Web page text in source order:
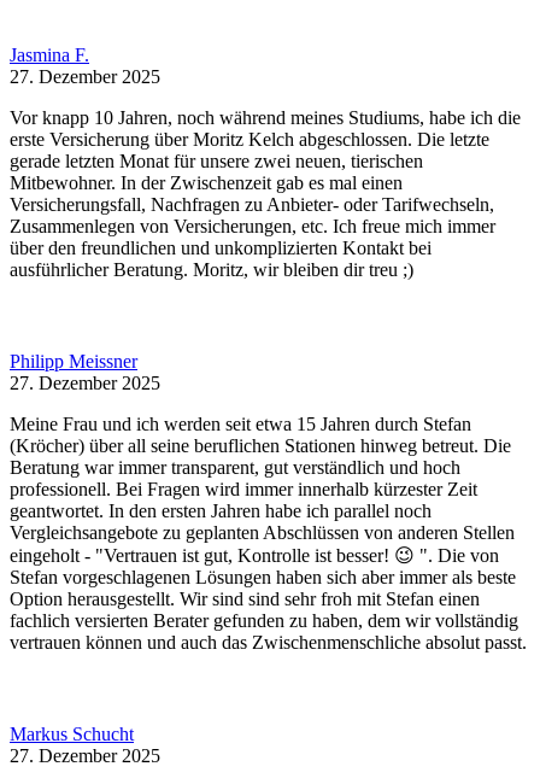
Jasmina F.
27. Dezember 2025
Vor knapp 10 Jahren, noch während meines Studiums, habe ich die
erste Versicherung über Moritz Kelch abgeschlossen. Die letzte
gerade letzten Monat für unsere zwei neuen, tierischen
Mitbewohner. In der Zwischenzeit gab es mal einen
Versicherungsfall, Nachfragen zu Anbieter- oder Tarifwechseln,
Zusammenlegen von Versicherungen, etc. Ich freue mich immer
über den freundlichen und unkomplizierten Kontakt bei
ausführlicher Beratung. Moritz, wir bleiben dir treu ;)
Philipp Meissner
27. Dezember 2025
Meine Frau und ich werden seit etwa 15 Jahren durch Stefan
(Kröcher) über all seine beruflichen Stationen hinweg betreut. Die
Beratung war immer transparent, gut verständlich und hoch
professionell. Bei Fragen wird immer innerhalb kürzester Zeit
geantwortet. In den ersten Jahren habe ich parallel noch
Vergleichsangebote zu geplanten Abschlüssen von anderen Stellen
eingeholt - "Vertrauen ist gut, Kontrolle ist besser! 😉 ". Die von
Stefan vorgeschlagenen Lösungen haben sich aber immer als beste
Option herausgestellt. Wir sind sind sehr froh mit Stefan einen
fachlich versierten Berater gefunden zu haben, dem wir vollständig
vertrauen können und auch das Zwischenmenschliche absolut passt.
Markus Schucht
27. Dezember 2025